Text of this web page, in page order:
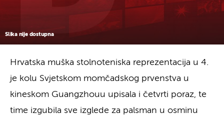
Slika nije dostupna
Hrvatska muška stolnoteniska reprezentacija u 4.
je kolu Svjetskom momčadskog prvenstva u
kineskom Guangzhouu upisala i četvrti poraz, te
time izgubila sve izglede za palsman u osminu